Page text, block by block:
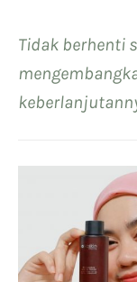
Tidak berhenti